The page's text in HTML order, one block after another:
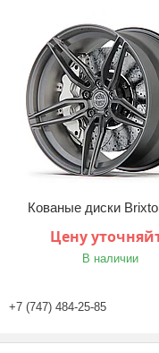
Кованые диски
Цену
В наличии
+7 (747) 484-25-85